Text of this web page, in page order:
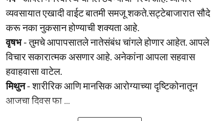
व्यवसायात एखादी वाईट बातमी समजू शकते.सट्टेबाजारात सौदे
करू नका नुकसान होण्याची शक्यता आहे.
वृषभ- तुमचे आपापसातले नातेसंबंध चांगले होणार आहेत. आपले
विचार सकारात्मक असणार आहे. अनेकांना आपला सहवास
हवाहवासा वाटेल.
मिथुन- शारीरिक आणि मानसिक आरोग्याच्या दृष्टिकोनातून
आजचा दिवस फा ...